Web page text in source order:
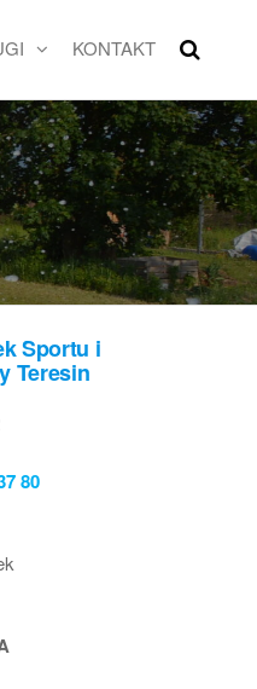
KONTAKT
Sportu i
Teresin
80